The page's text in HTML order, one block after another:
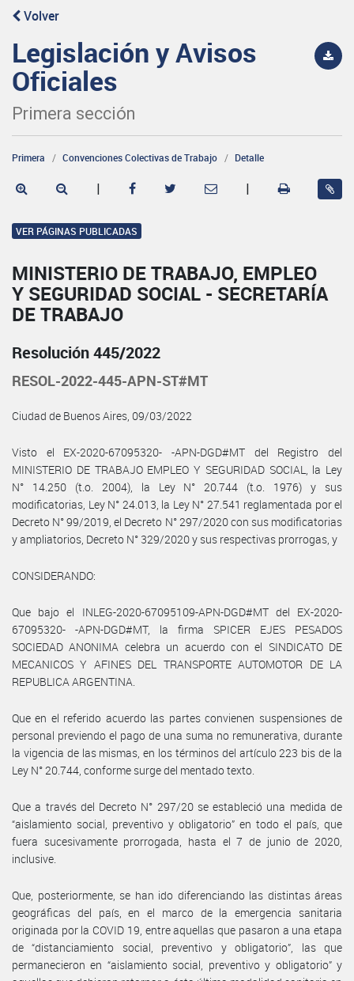
Volver
Legislación y Avisos
Oficiales
Primera sección
Primera Convenciones Colectivas de Trabajo Detalle
| |
VER PÁGINAS PUBLICADAS
MINISTERIO DE TRABAJO, EMPLEO
Y SEGURIDAD SOCIAL - SECRETARÍA
DE TRABAJO
Resolución 445/2022
RESOL-2022-445-APN-ST#MT
Ciudad de Buenos Aires, 09/03/2022
Visto el EX-2020-67095320- -APN-DGD#MT del Registro del
MINISTERIO DE TRABAJO EMPLEO Y SEGURIDAD SOCIAL, la Ley
N° 14.250 (t.o. 2004), la Ley N° 20.744 (t.o. 1976) y sus
modificatorias, Ley N° 24.013, la Ley N° 27.541 reglamentada por el
Decreto N° 99/2019, el Decreto N° 297/2020 con sus modificatorias
y ampliatorios, Decreto N° 329/2020 y sus respectivas prorrogas, y
CONSIDERANDO:
Que bajo el INLEG-2020-67095109-APN-DGD#MT del EX-2020-
67095320- -APN-DGD#MT, la firma SPICER EJES PESADOS
SOCIEDAD ANONIMA celebra un acuerdo con el SINDICATO DE
MECANICOS Y AFINES DEL TRANSPORTE AUTOMOTOR DE LA
REPUBLICA ARGENTINA.
Que en el referido acuerdo las partes convienen suspensiones de
personal previendo el pago de una suma no remunerativa, durante
la vigencia de las mismas, en los términos del artículo 223 bis de la
Ley N° 20.744, conforme surge del mentado texto.
Que a través del Decreto N° 297/20 se estableció una medida de
“aislamiento social, preventivo y obligatorio” en todo el país, que
fuera sucesivamente prorrogada, hasta el 7 de junio de 2020,
inclusive.
Que, posteriormente, se han ido diferenciando las distintas áreas
geográficas del país, en el marco de la emergencia sanitaria
originada por la COVID 19, entre aquellas que pasaron a una etapa
de “distanciamiento social, preventivo y obligatorio”, las que
permanecieron en “aislamiento social, preventivo y obligatorio” y